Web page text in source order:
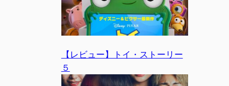
【レビュー】トイ・ストーリー
５